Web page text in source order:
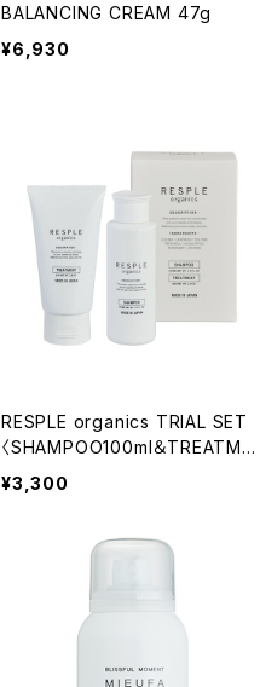
BALANCING CREAM 47g
¥6,930
RESPLE organics TRIAL SET
〈SHAMPOO100ml＆TREATME
NT80g〉
¥3,300